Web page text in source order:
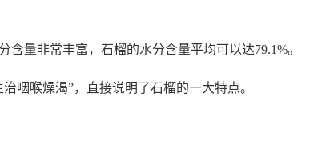
量非常丰富，石榴的水分含量平均可以达79.1%。
咽喉燥渴”，直接说明了石榴的一大特点。